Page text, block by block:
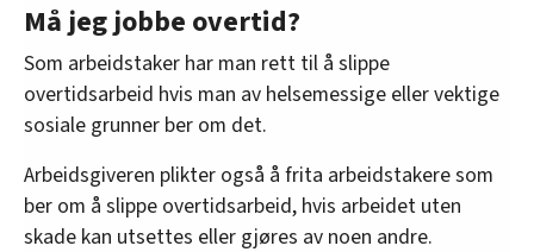
Må jeg jobbe overtid?
Som arbeidstaker har man rett til å slippe
overtidsarbeid hvis man av helsemessige eller vektige
sosiale grunner ber om det.
Arbeidsgiveren plikter også å frita arbeidstakere som
ber om å slippe overtidsarbeid, hvis arbeidet uten
skade kan utsettes eller gjøres av noen andre.